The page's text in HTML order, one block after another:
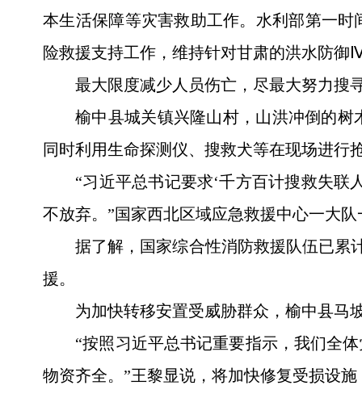
本生活保障等灾害救助工作。水利部第一
险救援支持工作，维持针对甘肃的洪水防
最大限度减少人员伤亡，尽最大努力搜
榆中县城关镇兴隆山村，山洪冲倒的
同时利用生命探测仪、搜救犬等在现场进行
“习近平总书记要求‘千方百计搜救失
不放弃。”国家西北区域应急救援中心一大
据了解，国家综合性消防救援队伍已累
援。
为加快转移安置受威胁群众，榆中县马
“按照习近平总书记重要指示，我们全
物资齐全。”王黎显说，将加快修复受损设